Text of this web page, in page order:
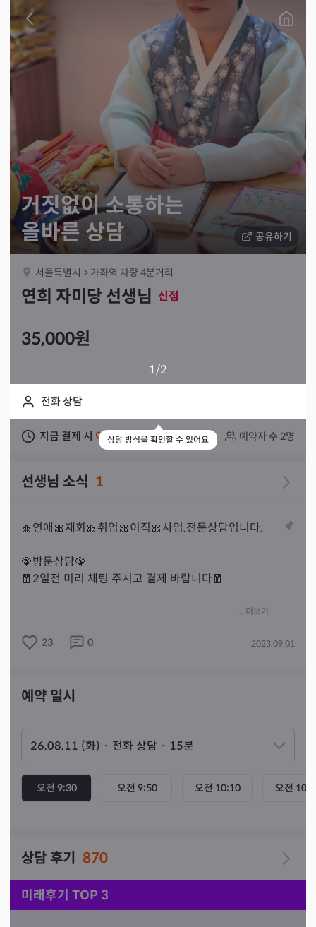
공유하기
거짓없이 소통하는
올바른 상담
서울특별시 > 가좌역 차량 4분거리
연희 자미당 선생님 신점
35,000원
1/2
전화 상담
상담 방식을 확인할 수 있어요
지금 결제 시 이틀 뒤상담 가능 예약자 수 2명
선생님 소식 1
🎀연애🎀재회🎀취업🎀이직🎀사업.전문상담입니다.
🦚방문상담🦚
🧧2일전 미리 채팅 주시고 결제 바랍니다🧧
... 더보기
23 0 2023.09.01
예약 일시
오전 9:30 오전 9:50 오전 10:10 오전
상담 후기 870
미래후기 TOP 3